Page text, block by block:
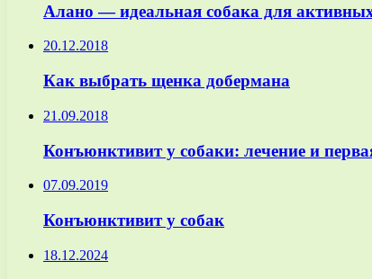
Алано — идеальная собака для
20.12.2018
Как выбрать щенка добермана
21.09.2018
Конъюнктивит у собаки: лечение и
07.09.2019
Конъюнктивит у собак
18.12.2024